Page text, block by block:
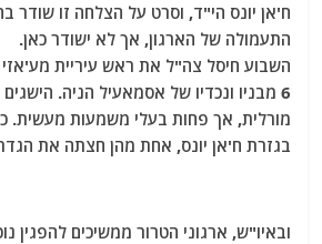
ח'אן יונס הי"ד, וסרט על הצלחה זו שודר
התעמולה של הארגון, אך לא ישודר כאן.
השבוע חיסל צה"ל את ראש עיריית
6 מבניו ונכדיו של אסמאעיל הניה.
בגזרת ח'אן יונס, אחת מהן חצתה את
ובאיו"ש, ארגוני הטרור ממשיכים להפגין